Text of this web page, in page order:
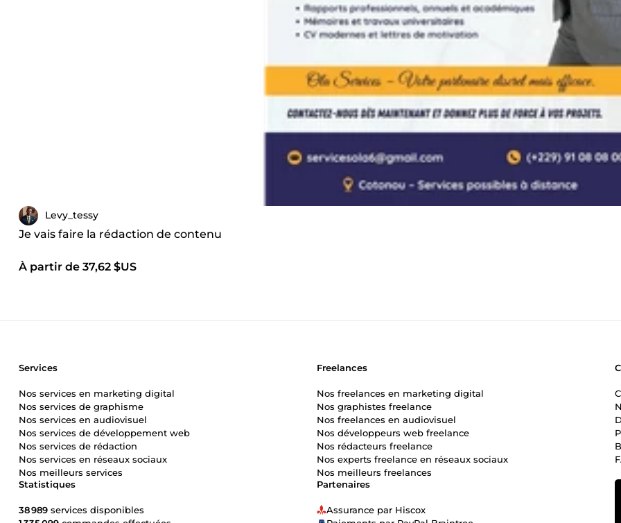
Levy_tessy
Je vais faire la rédaction de contenu
À partir de 37,62 $US
Partenaires
Assurance par Hiscox
Statistiques
38 989 services disponibles
Services
Nos services en marketing digital
Nos services de graphisme
Nos services en audiovisuel
Nos services de développement web
Nos services de rédaction
Nos services en réseaux sociaux
Nos meilleurs services
Freelances
Nos freelances en marketing digital
Nos graphistes freelance
Nos freelances en audiovisuel
Nos développeurs web freelance
Nos rédacteurs freelance
Nos experts freelance en réseaux sociaux
Nos meilleurs freelances